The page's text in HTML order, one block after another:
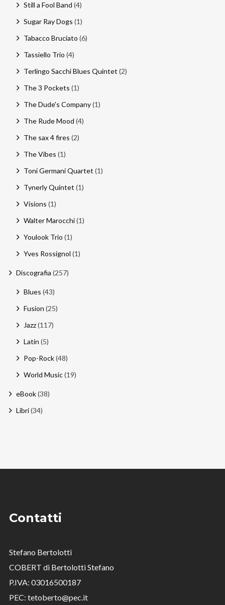
Still a Fool Band (4)
Sugar Ray Dogs (1)
Tabacco Bruciato (6)
Tassiello Trio (4)
Terlingo Sacchi Blues Quintet (2)
The 3 Pockets (1)
The Dude's Company(1)
The Rude Mood (4)
The sax 4 fires (2)
The Vibes (1)
Toni Germani Quartet (1)
Tynerly Quintet (1)
Visions (1)
Walter Marocchi(1)
Youlook Trio (1)
Yves Rossignol (1)
Discografia (257)
Blues (43)
Fusion (25)
Jazz(117)
Latin (5)
Pop-Rock(48)
World Music(19)
eBook(38)
Libri(34)
Contatti
Stefano Bertolotti
COBERT di Bertolotti Stefano
P.IVA: 03016500187
PEC: tetoberto@pec.it